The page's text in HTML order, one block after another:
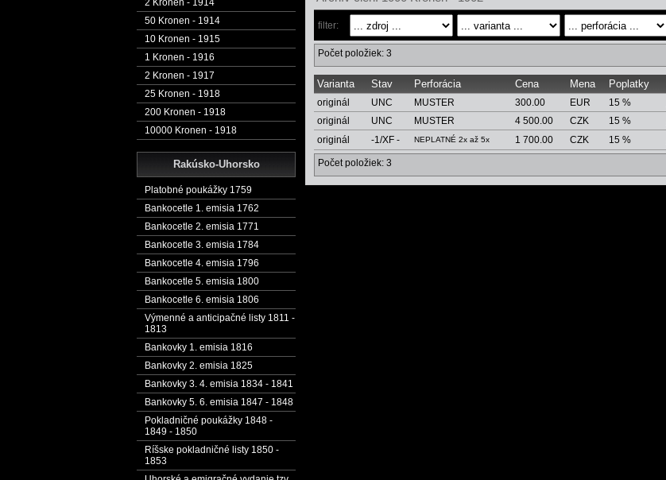
2 Kronen - 1914
50 Kronen - 1914
10 Kronen - 1915
1 Kronen - 1916
2 Kronen - 1917
25 Kronen - 1918
200 Kronen - 1918
10000 Kronen - 1918
Rakúsko-Uhorsko
Platobné poukážky 1759
Bankocetle 1. emisia 1762
Bankocetle 2. emisia 1771
Bankocetle 3. emisia 1784
Bankocetle 4. emisia 1796
Bankocetle 5. emisia 1800
Bankocetle 6. emisia 1806
Výmenné a anticipačné listy 1811 -
1813
Bankovky 1. emisia 1816
Bankovky 2. emisia 1825
Bankovky 3. 4. emisia 1834 - 1841
Bankovky 5. 6. emisia 1847 - 1848
Pokladničné poukážky 1848 -
1849 - 1850
Ríšske pokladničné listy 1850 -
1853
filter:
Počet položiek: 3
Varianta Stav Perforácia Cena Mena Poplatky
originál UNC MUSTER 300.00 EUR 15 %
originál
UNC MUSTER 4 500.00 CZK 15 %
originál
-1/XF - NEPLATNÉ 2x až 5x 1 700.00 CZK 15 %
Počet položiek: 3